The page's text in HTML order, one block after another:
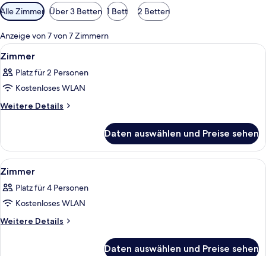
Verfügbare
Filter
für
Zimmer
Alle Zimmer Über 3 Betten 1 Bett 2 Betten
Anzeige von 7 von 7 Zimmern
Alle
Fotos
für
Zimmer
anzeigen
Ein Hotelzimmer mit Bett, einer
8
Zimmer
Platz für 2 Personen
Kostenloses WLAN
Weitere Details
Weitere
Daten auswählen und Preise sehen
Alle
Fotos
für
Zimmer
anzeigen
Ein Schlafzimmer mit Baldachinbett,
13
Zimmer
Platz für 4 Personen
Kostenloses WLAN
Weitere Details
Weitere
Daten auswählen und Preise sehen